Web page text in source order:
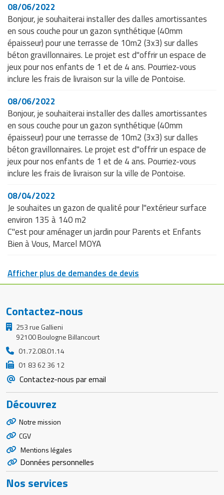
08/06/2022
Bonjour, je souhaiterai installer des dalles amortissantes
en sous couche pour un gazon synthétique (40mm
épaisseur) pour une terrasse de 10m2 (3x3) sur dalles
béton gravillonnaires. Le projet est d"offrir un espace de
jeux pour nos enfants de 1 et de 4 ans. Pourriez-vous
inclure les frais de livraison sur la ville de Pontoise.
08/06/2022
Bonjour, je souhaiterai installer des dalles amortissantes
en sous couche pour un gazon synthétique (40mm
épaisseur) pour une terrasse de 10m2 (3x3) sur dalles
béton gravillonnaires. Le projet est d"offrir un espace de
jeux pour nos enfants de 1 et de 4 ans. Pourriez-vous
inclure les frais de livraison sur la ville de Pontoise.
08/04/2022
Je souhaites un gazon de qualité pour l"extérieur surface
environ 135 à 140 m2
C"est pour aménager un jardin pour Parents et Enfants
Bien à Vous, Marcel MOYA
Afficher plus de demandes de devis
Contactez-nous
253 rue Gallieni
92100 Boulogne Billancourt
01.72.08.01.14
01 83 62 36 12
Contactez-nous par email
Découvrez
Notre mission
CGV
Mentions légales
Données personnelles
Nos services